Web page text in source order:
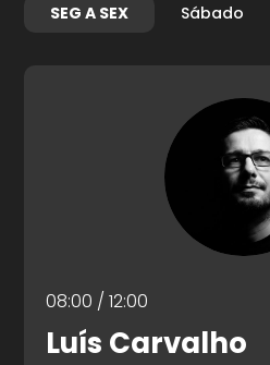
SEG A SEX Sábado
08:00 / 12:00
Luís Carvalho